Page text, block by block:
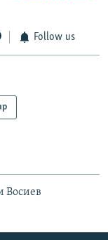
Follow us
Восиев